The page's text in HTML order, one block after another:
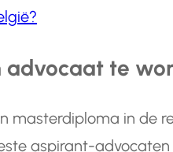
advocaat te
masterdiploma in de
aspirant-advocaten